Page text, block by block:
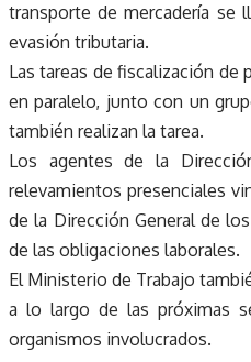
transporte de mercadería se
evasión tributaria.
Las tareas de fiscalización de
en paralelo, junto con un
también realizan la tarea.
Los agentes de la
relevamientos presenciales
de la Dirección General de
de las obligaciones laborales.
El Ministerio de Trabajo
a lo largo de las próximas
organismos involucrados.